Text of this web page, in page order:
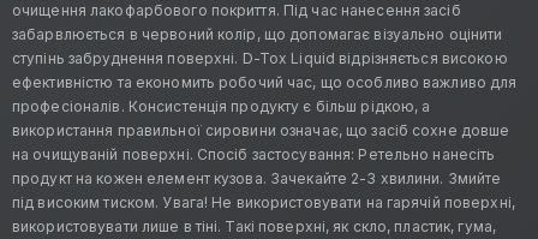
очищення лакофарбового покриття. Під час нанесення засіб
забарвлюється в червоний колір, що допомагає візуально оцінити
ступінь забруднення поверхні. D-Tox Liquid відрізняється високою
ефективністю та економить робочий час, що особливо важливо для
професіоналів. Консистенція продукту є більш рідкою, а
використання правильної сировини означає, що засіб сохне довше
на очищуваній поверхні. Спосіб застосування: Ретельно нанесіть
продукт на кожен елемент кузова. Зачекайте 2-3 хвилини. Змийте
під високим тиском. Увага! Не використовувати на гарячій поверхні,
використовувати лише в тіні. Такі поверхні, як скло, пластик, гума,